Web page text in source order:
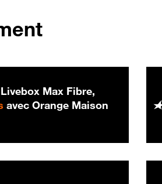
Max Fibre,
20 € par mois
avec Orange Maison